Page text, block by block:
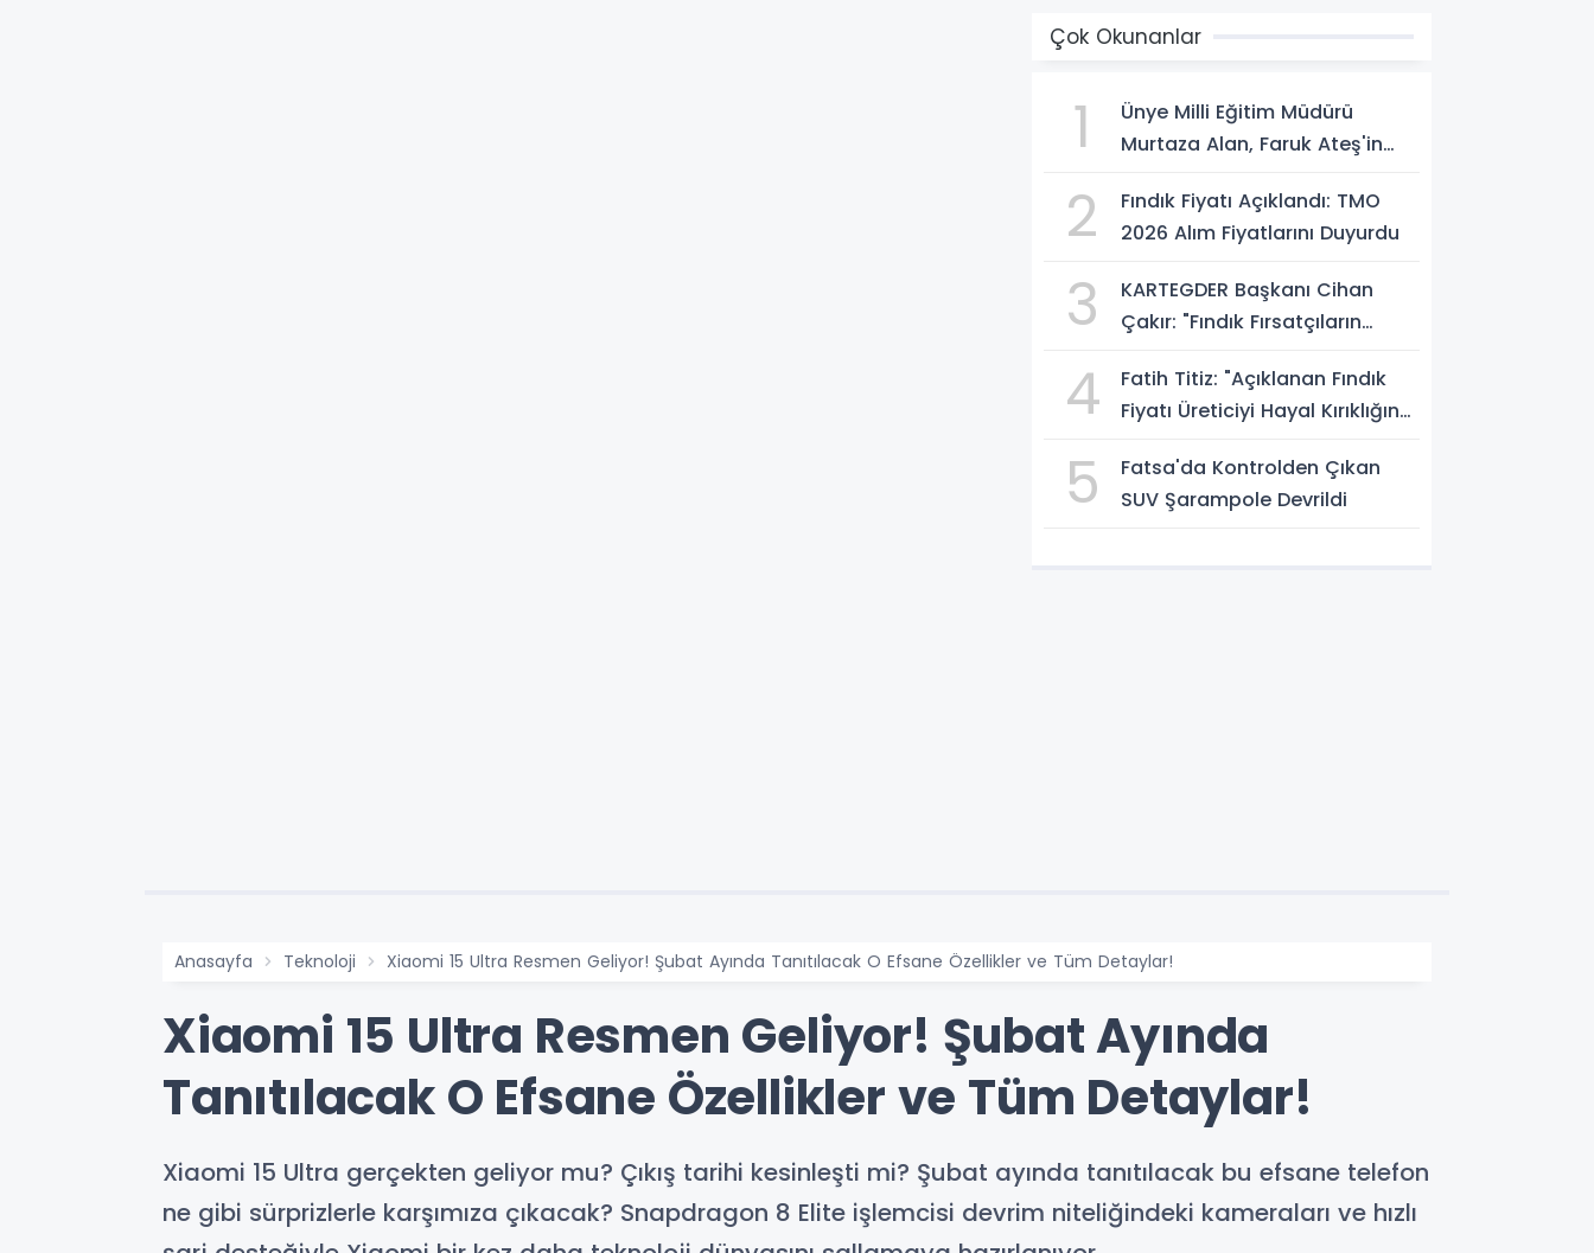
Çok Okunanlar
1
Ünye Milli Eğitim Müdürü
Murtaza Alan, Faruk Ateş'in
2
Fındık Fiyatı Açıklandı: TMO
2026 Alım Fiyatlarını Duyurdu
3
KARTEGDER Başkanı Cihan
Çakır: "Fındık Fırsatçıların
4
Fatih Titiz: "Açıklanan Fındık
Fiyatı Üreticiyi Hayal Kırıklığına
5
Fatsa'da Kontrolden Çıkan
SUV Şarampole Devrildi
Anasayfa Teknoloji Xiaomi 15 Ultra Resmen Geliyor! Şubat Ayında Tanıtılacak O Efsane Özellikler ve Tüm Detaylar!
Xiaomi 15 Ultra Resmen Geliyor! Şubat Ayında
Tanıtılacak O Efsane Özellikler ve Tüm Detaylar!
Xiaomi 15 Ultra gerçekten geliyor mu? Çıkış tarihi kesinleşti mi? Şubat ayında tanıtılacak bu efsane telefon
ne gibi sürprizlerle karşımıza çıkacak? Snapdragon 8 Elite işlemcisi devrim niteliğindeki kameraları ve hızlı